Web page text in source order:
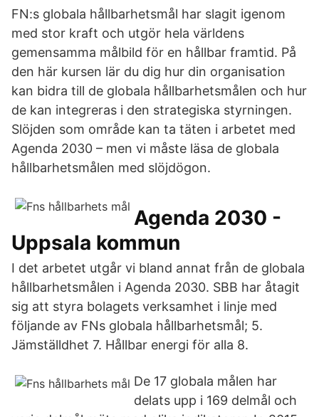
FN:s globala hållbarhetsmål har slagit igenom
med stor kraft och utgör hela världens
gemensamma målbild för en hållbar framtid. På
den här kursen lär du dig hur din organisation
kan bidra till de globala hållbarhetsmålen och hur
de kan integreras i den strategiska styrningen.
Slöjden som område kan ta täten i arbetet med
Agenda 2030 – men vi måste läsa de globala
hållbarhetsmålen med slöjdögon.
Agenda 2030 -
Uppsala kommun
I det arbetet utgår vi bland annat från de globala
hållbarhetsmålen i Agenda 2030. SBB har åtagit
sig att styra bolagets verksamhet i linje med
följande av FNs globala hållbarhetsmål; 5.
Jämställdhet 7. Hållbar energi för alla 8.
De 17 globala målen har
delats upp i 169 delmål och